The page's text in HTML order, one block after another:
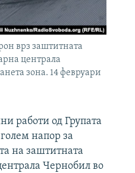
врз заштитната
централа
зона. 14 февруари
работи од Групата
напор за
на заштитната
Чернобил во